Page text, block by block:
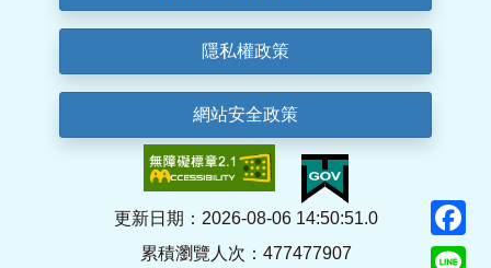
隱私權政策
網站安全政策
更新日期：2026-08-06 14:50:51.0
累積瀏覽人次：477477907